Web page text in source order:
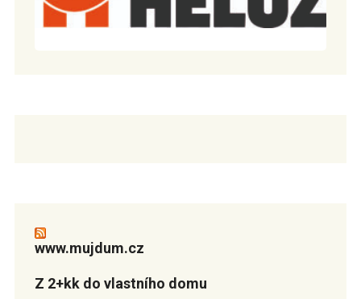
www.mujdum.cz
Z 2+kk do vlastního domu